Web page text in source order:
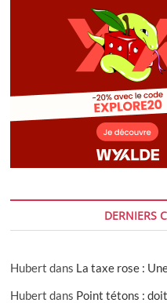
DERNIERS
Hubert dans La taxe rose :
Hubert dans Point tétons :